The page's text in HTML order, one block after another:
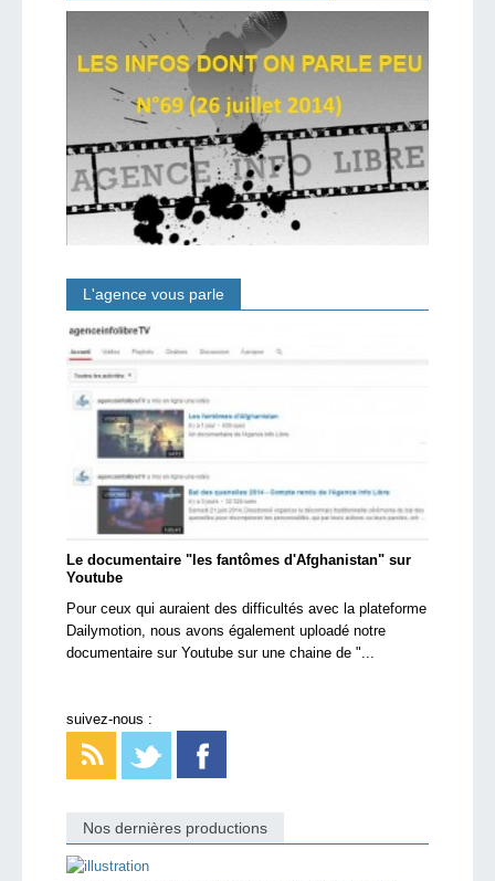
L'agence vous parle
Le documentaire "les fantômes d'Afghanistan" sur
Youtube
Pour ceux qui auraient des difficultés avec la plateforme
Dailymotion, nous avons également uploadé notre
documentaire sur Youtube sur une chaine de "...
suivez-nous :
Nos dernières productions